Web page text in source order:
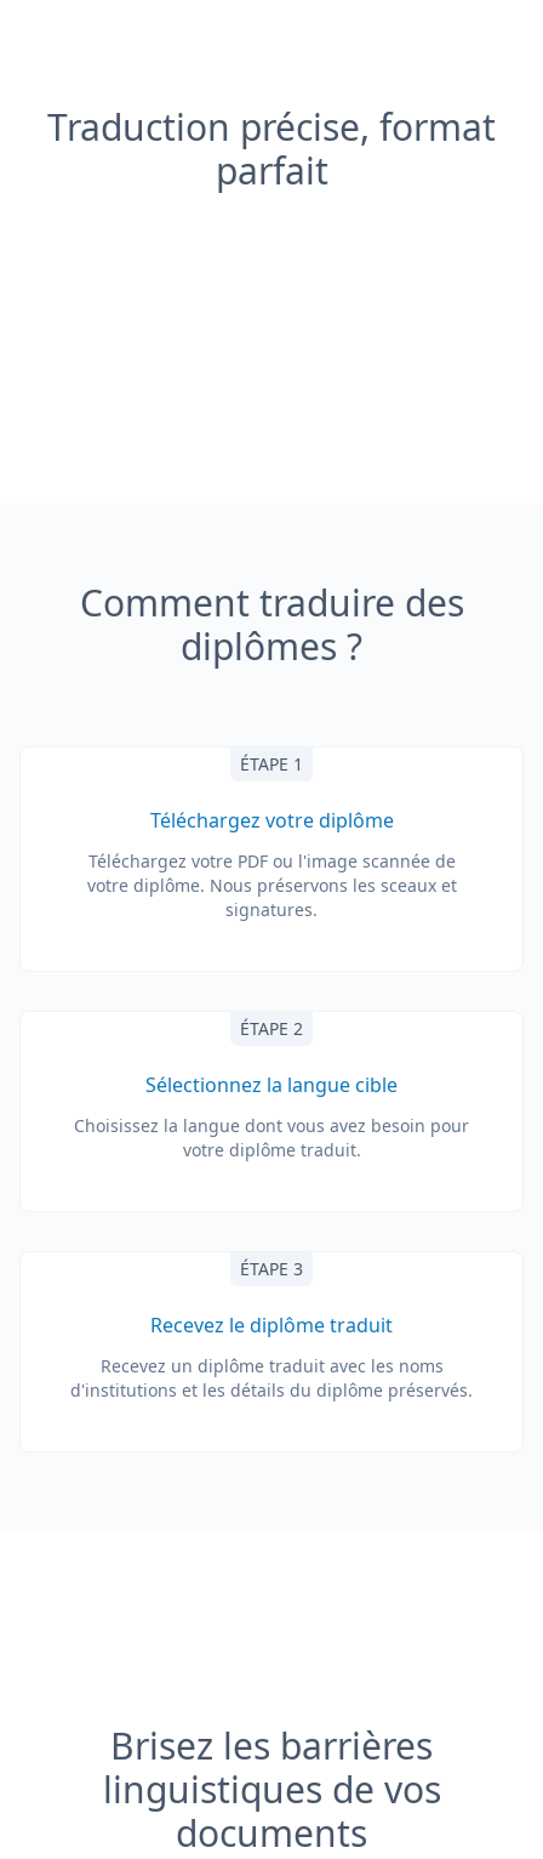
Traduction précise, format
parfait
Comment traduire des
diplômes ?
ÉTAPE 1
Téléchargez votre diplôme
Téléchargez votre PDF ou l'image scannée de
votre diplôme. Nous préservons les sceaux et
signatures.
ÉTAPE 2
Sélectionnez la langue cible
Choisissez la langue dont vous avez besoin pour
votre diplôme traduit.
ÉTAPE 3
Recevez le diplôme traduit
Recevez un diplôme traduit avec les noms
d'institutions et les détails du diplôme préservés.
Brisez les barrières
linguistiques de vos
documents